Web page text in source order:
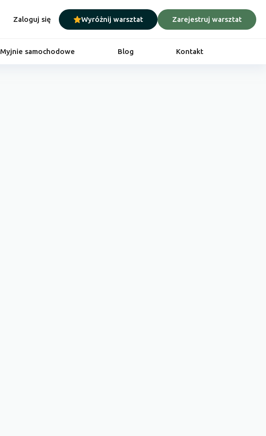
Zaloguj się Wyróżnij warsztat Zarejestruj warsztat
Myjnie samochodowe Blog Kontakt